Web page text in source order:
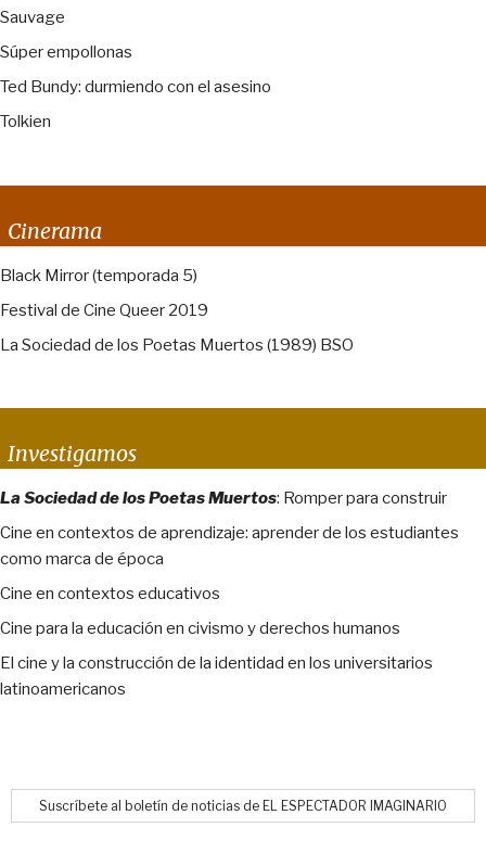
Sauvage
Súper empollonas
Ted Bundy: durmiendo con el asesino
Tolkien
Cinerama
Black Mirror (temporada 5)
Festival de Cine Queer 2019
La Sociedad de los Poetas Muertos (1989) BSO
Investigamos
La Sociedad de los Poetas Muertos: Romper para construir
Cine en contextos de aprendizaje: aprender de los estudiantes
como marca de época
Cine en contextos educativos
Cine para la educación en civismo y derechos humanos
El cine y la construcción de la identidad en los universitarios
latinoamericanos
Suscríbete al boletín de noticias de EL ESPECTADOR IMAGINARIO